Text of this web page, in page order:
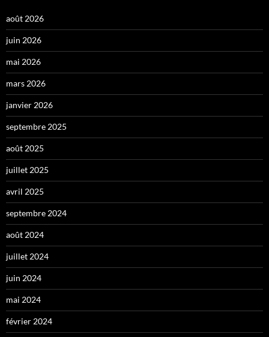
août 2026
juin 2026
mai 2026
mars 2026
janvier 2026
septembre 2025
août 2025
juillet 2025
avril 2025
septembre 2024
août 2024
juillet 2024
juin 2024
mai 2024
février 2024